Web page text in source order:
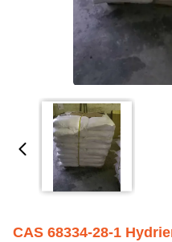
CAS 68334-28-1